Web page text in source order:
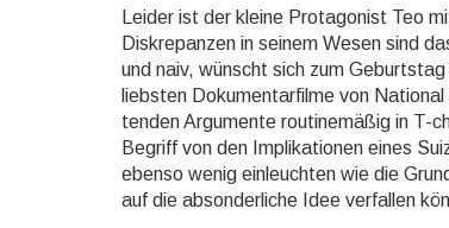
Leider ist der kleine Protagonist Teo
Dis­kre­pan­zen in seinem Wesen sind
und naiv, wünscht sich zum
liebs­ten Doku­men­tar­filme von
ten­den Argu­mente rou­tine­mäßig in T-
Begriff von den Im­pli­ka­tio­nen eines
ebenso wenig ein­leuch­ten wie die
auf die ab­son­der­liche Idee ver­fal­len